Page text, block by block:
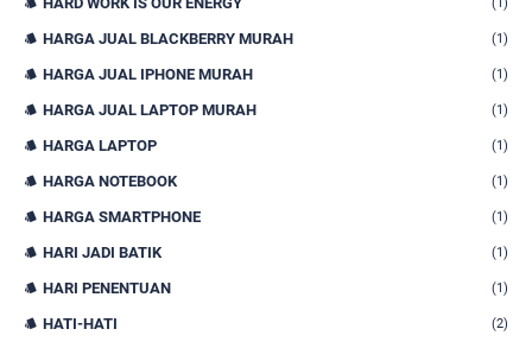
HARGA JUAL BLACKBERRY MURAH (1)
HARGA JUAL IPHONE MURAH (1)
HARGA JUAL LAPTOP MURAH (1)
HARGA LAPTOP (1)
HARGA NOTEBOOK (1)
HARGA SMARTPHONE (1)
HARI JADI BATIK (1)
HARI PENENTUAN (1)
HATI-HATI (2)